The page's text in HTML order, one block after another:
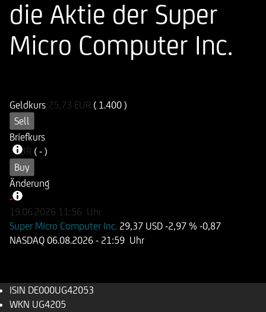
die Aktie der Super
Micro Computer Inc.
Geldkurs 25,73 EUR ( 1.400 )
Sell
Briefkurs
-EUR ( - )
Buy
Änderung
--
19.06.2026 11:56 Uhr
Super Micro Computer Inc. 29,37 USD -2,97 % -0,87
NASDAQ 06.08.2026 - 21:59 Uhr
ISIN DE000UG42053
WKN UG4205